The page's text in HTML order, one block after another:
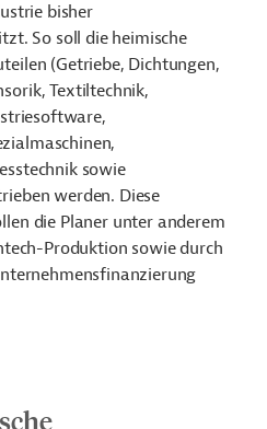
bisher
So soll die heimische
(Getriebe, Dichtungen,
Textiltechnik,
sowie
werden. Diese
die Planer unter anderem
Produktion sowie durch